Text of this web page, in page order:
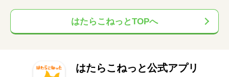
はたらこねっとTOPへ
はたらこねっと公式アプリ